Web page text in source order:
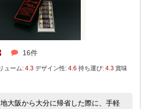
16件
ューム: 4.3 デザイン性: 4.6 持ち運び: 4.3 賞味
大阪から大分に帰省した際に、手軽